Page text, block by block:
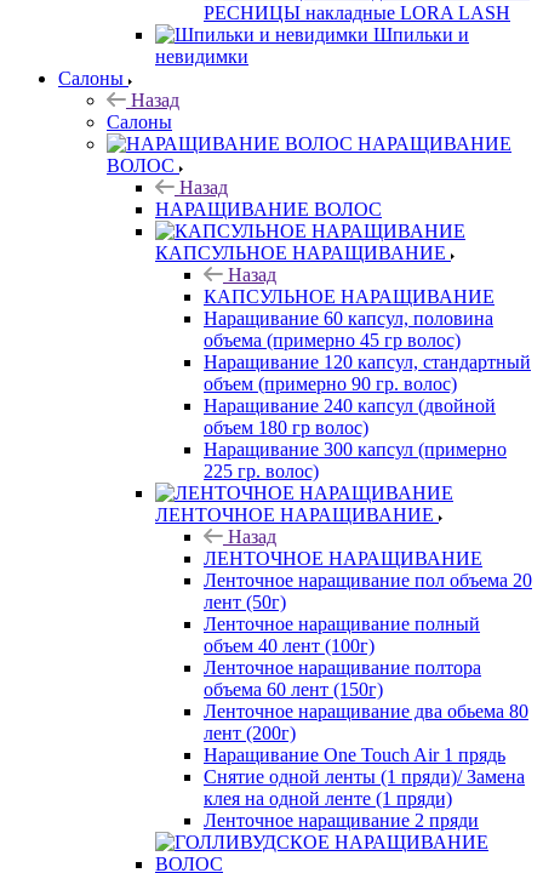
РЕСНИЦЫ накладные LORA LASH
Шпильки и
невидимки
Салоны
Назад
Салоны
НАРАЩИВАНИЕ
ВОЛОС
Назад
НАРАЩИВАНИЕ ВОЛОС
КАПСУЛЬНОЕ НАРАЩИВАНИЕ
Назад
КАПСУЛЬНОЕ НАРАЩИВАНИЕ
Наращивание 60 капсул, половина
объема (примерно 45 гр волос)
Наращивание 120 капсул, стандартный
объем (примерно 90 гр. волос)
Наращивание 240 капсул (двойной
объем 180 гр волос)
Наращивание 300 капсул (примерно
225 гр. волос)
ЛЕНТОЧНОЕ НАРАЩИВАНИЕ
Назад
ЛЕНТОЧНОЕ НАРАЩИВАНИЕ
Ленточное наращивание пол объема 20
лент (50г)
Ленточное наращивание полный
объем 40 лент (100г)
Ленточное наращивание полтора
объема 60 лент (150г)
Ленточное наращивание два обьема 80
лент (200г)
Наращивание One Touch Air 1 прядь
Снятие одной ленты (1 пряди)/ Замена
клея на одной ленте (1 пряди)
Ленточное наращивание 2 пряди